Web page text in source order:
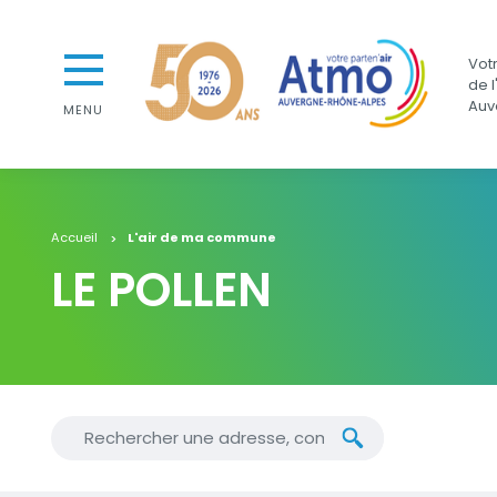
Aller au premier menu de navigation
Aller à la recherche
MENU
de
Accueil L'air de ma commune
LE POLLEN
Chercher une nouvelle adresse